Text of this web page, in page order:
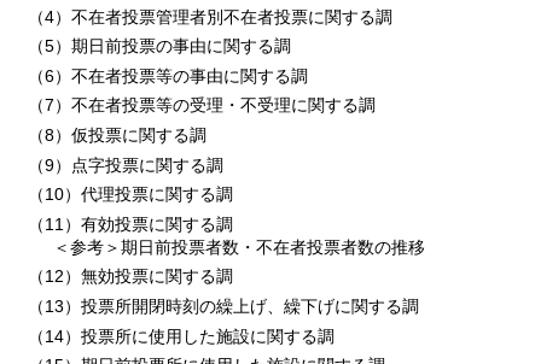
（4）不在者投票管理者別不在者投票に関する調
（5）期日前投票の事由に関する調
（6）不在者投票等の事由に関する調
（7）不在者投票等の受理・不受理に関する調
（8）仮投票に関する調
（9）点字投票に関する調
（10）代理投票に関する調
（11）有効投票に関する調
＜参考＞期日前投票者数・不在者投票者数の推移
（12）無効投票に関する調
（13）投票所開閉時刻の繰上げ、繰下げに関する調
（14）投票所に使用した施設に関する調